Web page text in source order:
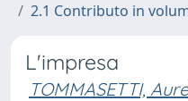
2.1 Contributo in
L'impresa
TOMMASETTI,